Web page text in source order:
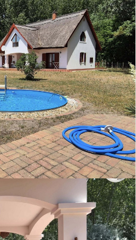
Ascensor
Apto para mayores
Amueblado /
semiamueblado
Se admiten mascotas
Suelo radiante
Calefacción por estufa
Balcón
Jardín